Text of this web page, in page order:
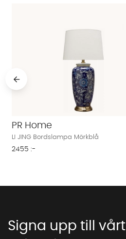
PR Home
LI JING Bordslampa Mörkblå
2455 :-
Signa upp till vårt